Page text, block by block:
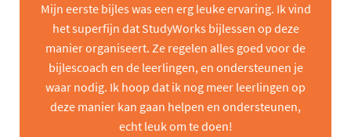
Mijn eerste bijles was een erg leuke ervaring. Ik vind
het superfijn dat StudyWorks bijlessen op deze
manier organiseert. Ze regelen alles goed voor de
bijlescoach en de leerlingen, en ondersteunen je
waar nodig. Ik hoop dat ik nog meer leerlingen op
deze manier kan gaan helpen en ondersteunen,
echt leuk om te doen!